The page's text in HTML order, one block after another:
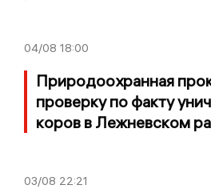
04/08 18:00
Природоохранная
проверку по факту
коров в Лежневском
03/08 22:21